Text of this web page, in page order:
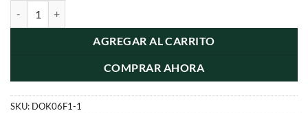
AGREGAR AL CARRITO
COMPRAR AHORA
SKU: DOK06F1-1